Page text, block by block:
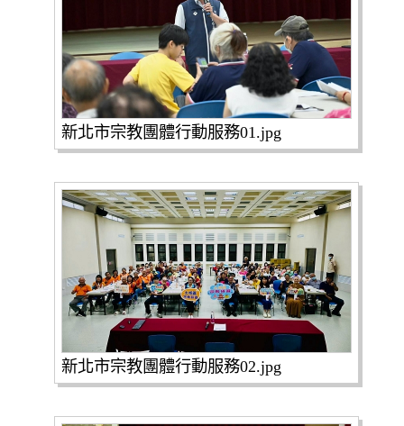
新北市宗教團體行動服務01.jpg
新北市宗教團體行動服務02.jpg